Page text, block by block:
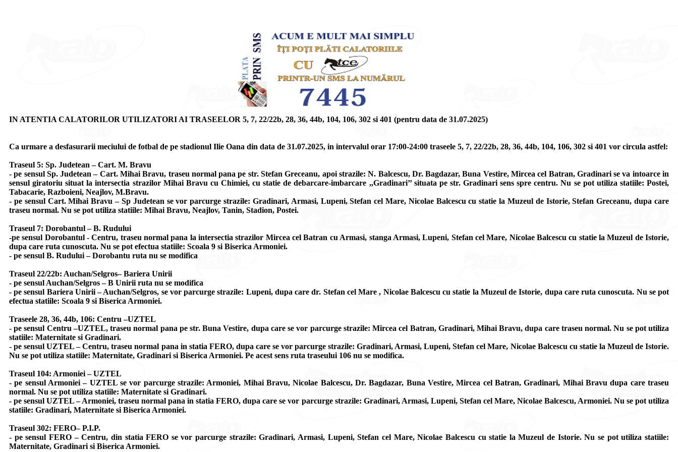
IN ATENTIA CALATORILOR UTILIZATORI AI TRASEELOR 5, 7, 22/22b, 28, 36, 44b, 104, 106, 302 si 401 (pentru data de 31.07.2025)
Ca urmare a desfasurarii meciului de fotbal de pe stadionul Ilie Oana din data de 31.07.2025, in intervalul orar 17:00-24:00 traseele 5, 7, 22/22b, 28, 36, 44b, 104, 106, 302 si 401 vor circula astfel:
Traseul 5: Sp. Judetean – Cart. M. Bravu
- pe sensul Sp. Judetean – Cart. Mihai Bravu, traseu normal pana pe str. Stefan Greceanu, apoi strazile: N. Balcescu, Dr. Bagdazar, Buna Vestire, Mircea cel Batran, Gradinari se va intoarce in
sensul giratoriu situat la intersectia strazilor Mihai Bravu cu Chimiei, cu statie de debarcare-imbarcare ,,Gradinari’’ situata pe str. Gradinari sens spre centru. Nu se pot utiliza statiile: Postei,
Tabacarie, Razboieni, Neajlov, M.Bravu.
- pe sensul Cart. Mihai Bravu – Sp Judetean se vor parcurge strazile: Gradinari, Armasi, Lupeni, Stefan cel Mare, Nicolae Balcescu cu statie la Muzeul de Istorie, Stefan Greceanu, dupa care
traseu normal. Nu se pot utiliza statiile: Mihai Bravu, Neajlov, Tanin, Stadion, Postei.
Traseul 7: Dorobantul – B. Rudului
-pe sensul Dorobantul - Centru, traseu normal pana la intersectia strazilor Mircea cel Batran cu Armasi, stanga Armasi, Lupeni, Stefan cel Mare, Nicolae Balcescu cu statie la Muzeul de Istorie,
dupa care ruta cunoscuta. Nu se pot efectua statiile: Scoala 9 si Biserica Armoniei.
- pe sensul B. Rudului – Dorobantu ruta nu se modifica
Traseul 22/22b: Auchan/Selgros– Bariera Unirii
- pe sensul Auchan/Selgros – B Unirii ruta nu se modifica
- pe sensul Bariera Unirii – Auchan/Selgros, se vor parcurge strazile: Lupeni, dupa care dr. Stefan cel Mare , Nicolae Balcescu cu statie la Muzeul de Istorie, dupa care ruta cunoscuta. Nu se pot
efectua statiile: Scoala 9 si Biserica Armoniei.
Traseele 28, 36, 44b, 106: Centru –UZTEL
- pe sensul Centru –UZTEL, traseu normal pana pe str. Buna Vestire, dupa care se vor parcurge strazile: Mircea cel Batran, Gradinari, Mihai Bravu, dupa care traseu normal. Nu se pot utiliza
statiile: Maternitate si Gradinari.
- pe sensul UZTEL – Centru, traseu normal pana in statia FERO, dupa care se vor parcurge strazile: Gradinari, Armasi, Lupeni, Stefan cel Mare, Nicolae Balcescu cu statie la Muzeul de Istorie.
Nu se pot utiliza statiile: Maternitate, Gradinari si Biserica Armoniei. Pe acest sens ruta traseului 106 nu se modifica.
Traseul 104: Armoniei – UZTEL
- pe sensul Armoniei – UZTEL se vor parcurge strazile: Armoniei, Mihai Bravu, Nicolae Balcescu, Dr. Bagdazar, Buna Vestire, Mircea cel Batran, Gradinari, Mihai Bravu dupa care traseu
normal. Nu se pot utiliza statiile: Maternitate si Gradinari.
- pe sensul UZTEL – Armoniei, traseu normal pana in statia FERO, dupa care se vor parcurge strazile: Gradinari, Armasi, Lupeni, Stefan cel Mare, Nicolae Balcescu, Armoniei. Nu se pot utiliza
statiile: Gradinari, Maternitate si Biserica Armoniei.
Traseul 302: FERO– P.I.P.
- pe sensul FERO – Centru, din statia FERO se vor parcurge strazile: Gradinari, Armasi, Lupeni, Stefan cel Mare, Nicolae Balcescu cu statie la Muzeul de Istorie. Nu se pot utiliza statiile:
Maternitate, Gradinari si Biserica Armoniei.